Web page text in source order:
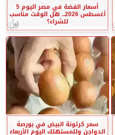
أسعار الفضة في مصر اليوم 5
أغسطس 2026.. هل الوقت مناسب
للشراء؟
سعر كرتونة البيض في بورصة
الدواجن وللمستهلك اليوم الأربعاء